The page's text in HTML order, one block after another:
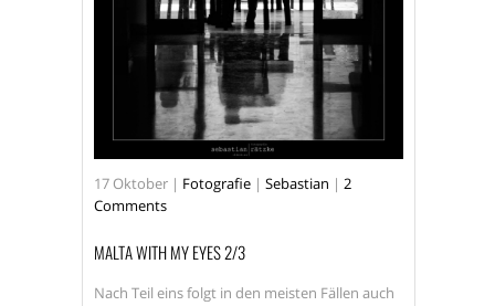
17 Oktober | Fotografie | Sebastian | 2
Comments
MALTA WITH MY EYES 2/3
Nach Teil eins folgt in den meisten Fällen auch